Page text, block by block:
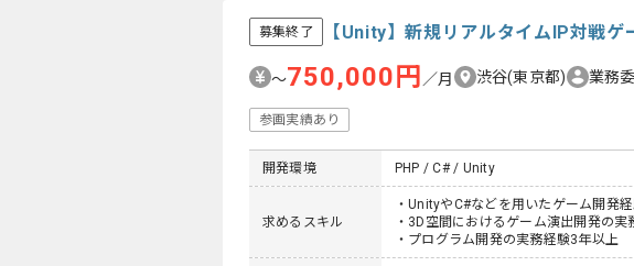
募集終了 【Unity】新規リアルタイムIP対戦
〜750,000円 ／月 渋谷(東京都) 業務
参画実績あり
開発環境 PHP / C# / Unity
求めるスキル
・UnityやC#などを用いたゲーム開発
・3D空間におけるゲーム演出開発の実
・プログラム開発の実務経験3年以上